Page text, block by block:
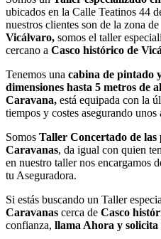
ubicados en la Calle Teatinos 44
nuestros clientes son de la zona de
Vicálvaro, somos el taller
cercano a Casco histórico de
Tenemos una cabina de pintado
dimensiones hasta 5 metros de
Caravana, está equipada con la
tiempos y costes asegurando unos
Somos Taller Concertado de las
Caravanas, da igual con quien
en nuestro taller nos encargamos
tu Aseguradora.
Si estás buscando un Taller
Caravanas cerca de Casco
confianza, llama Ahora y